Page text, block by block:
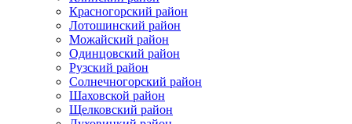
Красногорский район
Лотошинский район
Можайский район
Одинцовский район
Рузский район
Солнечногорский район
Шаховской район
Щелковский район